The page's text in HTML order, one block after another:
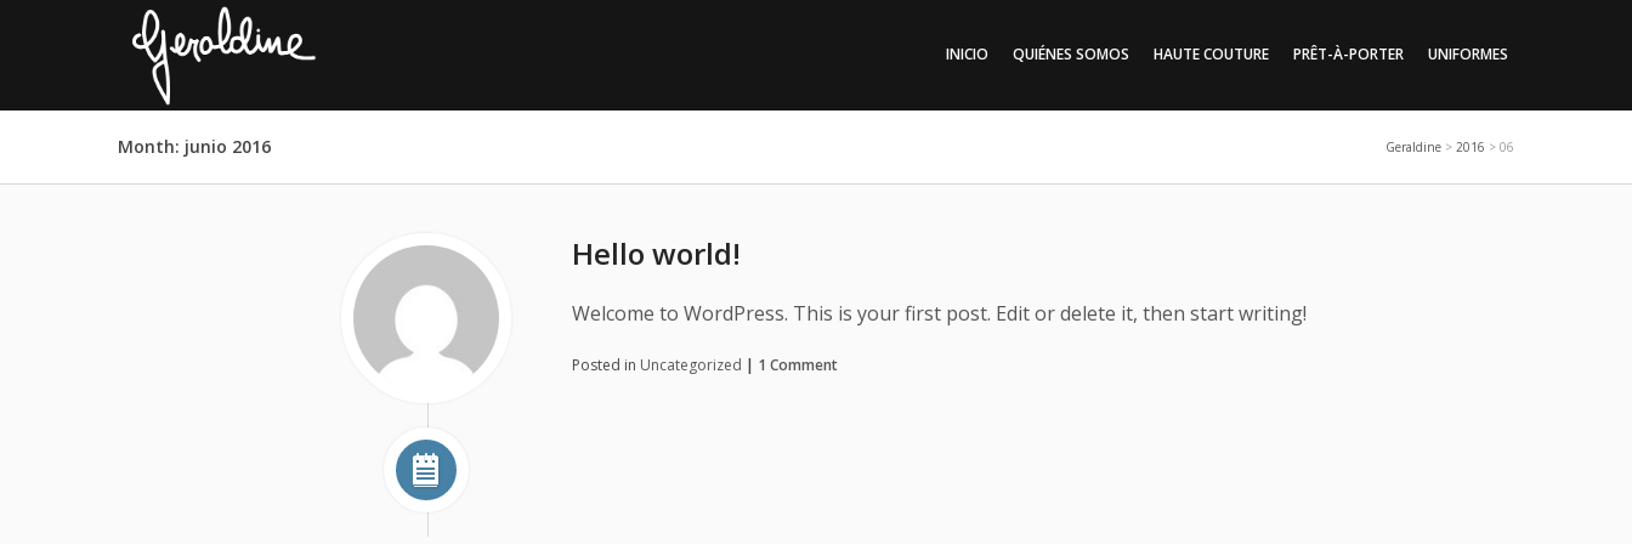
INICIO QUIÉNES SOMOS HAUTE COUTURE PRÊT-À-PORTER UNIFORMES
Month: junio 2016 Geraldine> 2016 > 06
Hello world!
Welcome to WordPress. This is your first post. Edit or delete it, then start writing!
Posted in Uncategorized | 1 Comment